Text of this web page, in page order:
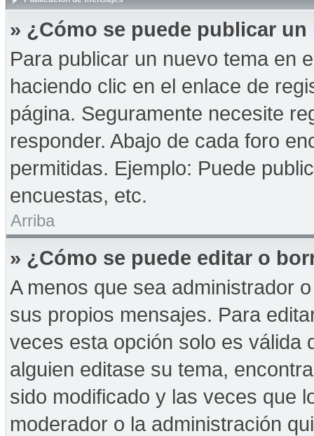
» ¿Cómo se puede publicar
Para publicar un nuevo tema en
haciendo clic en el enlace de
página. Seguramente necesite
responder. Abajo de cada foro
permitidas. Ejemplo: Puede
encuestas, etc.
Arriba
» ¿Cómo se puede editar o
A menos que sea administrador
sus propios mensajes. Para
veces esta opción solo es válida
alguien editase su tema,
sido modificado y las veces que
moderador o la administración